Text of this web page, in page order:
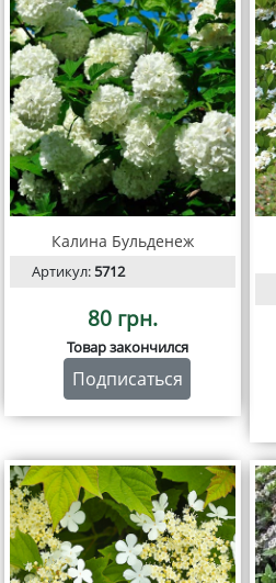
Калина Бульденеж
Артикул:5712
80 грн.
Товар закончился
Подписаться